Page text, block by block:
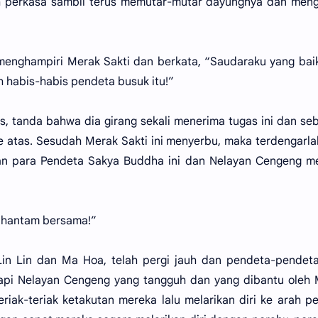
Merak Sakti dan berkata, “Saudaraku yang
habis-habis pendeta busuk itu!”
tanda bahwa dia girang sekali menerima tugas ini dan
atas. Sesudah Merak Sakti ini menyerbu, maka
para Pendeta Sakya Buddha ini dan Nelayan Cengeng
bersama!”
Lin dan Ma Hoa, telah pergi jauh dan pendeta-
Nelayan Cengeng yang tangguh dan yang dibantu oleh
teriak ketakutan mereka lalu melarikan diri ke arah